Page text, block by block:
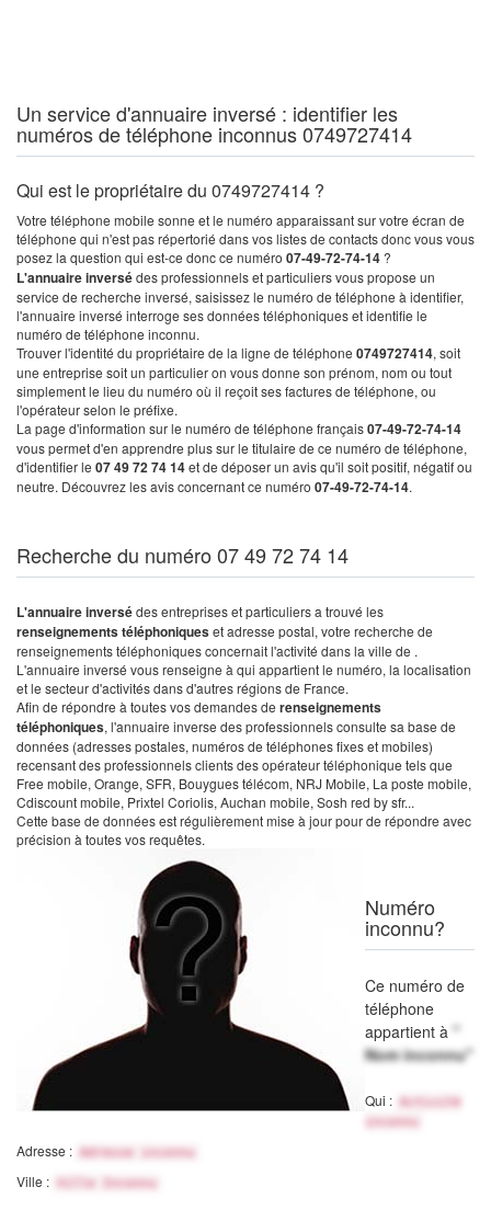
Un service d'annuaire inversé : identifier les
numéros de téléphone inconnus 0749727414
Qui est le propriétaire du 0749727414 ?
Votre téléphone mobile sonne et le numéro apparaissant sur votre écran de
téléphone qui n'est pas répertorié dans vos listes de contacts donc vous vous
posez la question qui est-ce donc ce numéro 07-49-72-74-14 ?
L'annuaire inversédes professionnels et particuliers vous propose un
service de recherche inversé, saisissez le numéro de téléphone à identifier,
l'annuaire inversé interroge ses données téléphoniques et identifie le
numéro de téléphone inconnu.
Trouver l'identité du propriétaire de la ligne de téléphone 0749727414, soit
une entreprise soit un particulier on vous donne son prénom, nom ou tout
simplement le lieu du numéro où il reçoit ses factures de téléphone, ou
l'opérateur selon le préfixe.
La page d'information sur le numéro de téléphone français07-49-72-74-14
vous permet d'en apprendre plus sur le titulaire de ce numéro de téléphone,
d'identifier le 07 49 72 74 14et de déposer un avis qu'il soit positif, négatif ou
neutre. Découvrez les avis concernant ce numéro 07-49-72-74-14.
Recherche du numéro 07 49 72 74 14
L'annuaire inversédes entreprises et particuliers a trouvé les
renseignements téléphoniqueset adresse postal, votre recherche de
renseignements téléphoniques concernait l'activité dans la ville de .
L'annuaire inversé vous renseigne à qui appartient le numéro, la localisation
et le secteur d'activités dans d'autres régions de France.
Afin de répondre à toutes vos demandes de renseignements
téléphoniques, l'annuaire inverse des professionnels consulte sa base de
données (adresses postales, numéros de téléphones fixes et mobiles)
recensant des professionnels clients des opérateur téléphonique tels que
Free mobile, Orange, SFR, Bouygues télécom, NRJ Mobile, La poste mobile,
Cdiscount mobile, Prixtel Coriolis, Auchan mobile, Sosh red by sfr...
Cette base de données est régulièrement mise à jour pour de répondre avec
précision à toutes vos requêtes.
Numéro
inconnu?
Ce numéro de
téléphone
appartient à "
Nom inconnu"
Qui :
Activité
inconnu
Adresse : Adresse inconnu
Ville : Ville Inconnu